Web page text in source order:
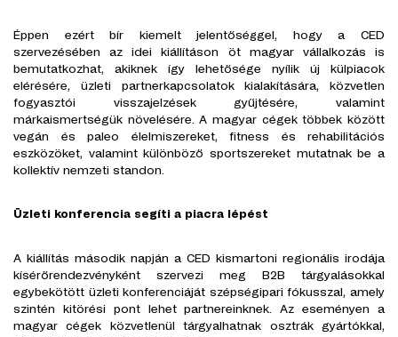
Éppen ezért bír kiemelt jelentőséggel, hogy a CED
szervezésében az idei kiállításon öt magyar vállalkozás is
bemutatkozhat, akiknek így lehetősége nyílik új külpiacok
elérésére, üzleti partnerkapcsolatok kialakítására, közvetlen
fogyasztói visszajelzések gyűjtésére, valamint
márkaismertségük növelésére. A magyar cégek többek között
vegán és paleo élelmiszereket, fitness és rehabilitációs
eszközöket, valamint különböző sportszereket mutatnak be a
kollektív nemzeti standon.
Üzleti konferencia segíti a piacra lépést
A kiállítás második napján a CED kismartoni regionális irodája
kísérőrendezvényként szervezi meg B2B tárgyalásokkal
egybekötött üzleti konferenciáját szépségipari fókusszal, amely
szintén kitörési pont lehet partnereinknek. Az eseményen a
magyar cégek közvetlenül tárgyalhatnak osztrák gyártókkal,